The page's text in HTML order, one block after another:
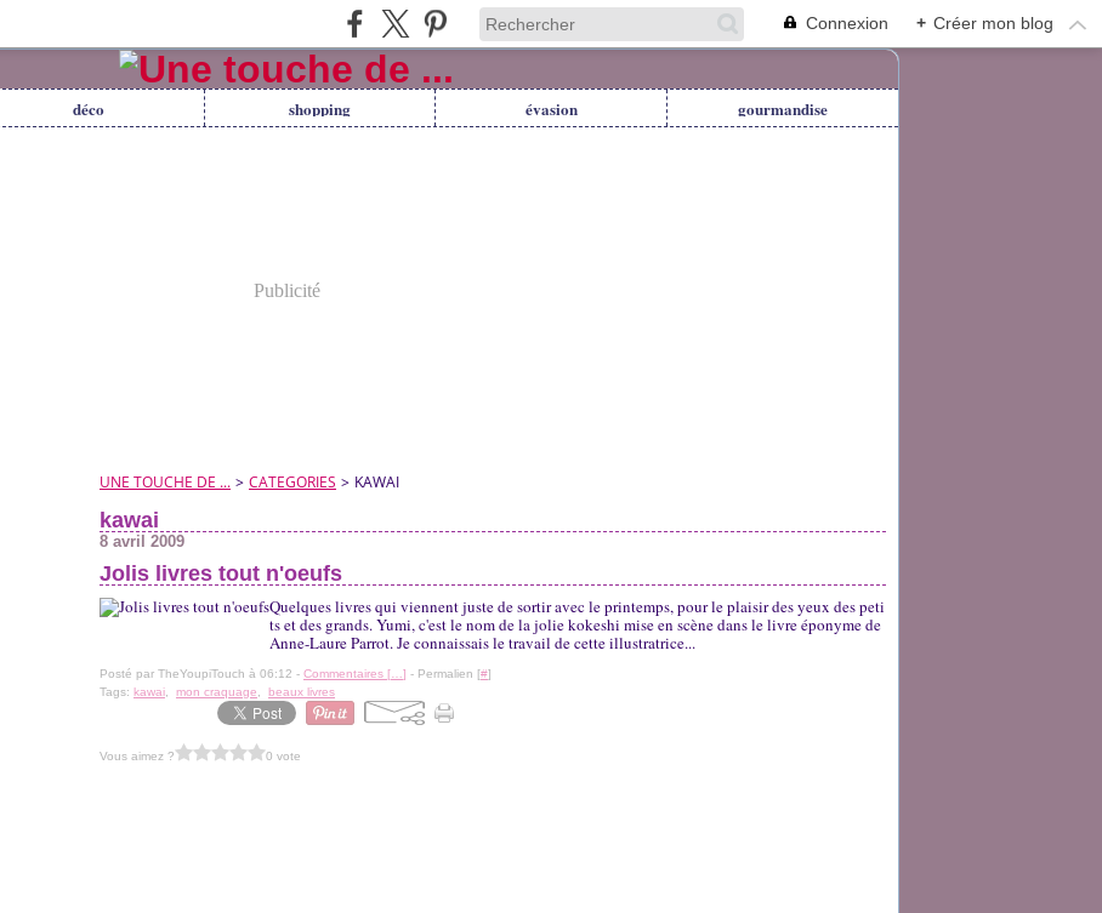
Connexion + Créer mon blog
déco shopping évasion gourmandise
Publicité
UNE TOUCHE DE ... > CATEGORIES > KAWAI
kawai
8 avril 2009
Jolis livres tout n'oeufs
Quelques livres qui viennent juste de sortir avec le printemps, pour le plaisir des yeux des peti
ts et des grands. Yumi, c'est le nom de la jolie kokeshi mise en scène dans le livre éponyme de
Anne-Laure Parrot. Je connaissais le travail de cette illustratrice...
Posté par TheYoupiTouch à 06:12 - Commentaires [ ] - Permalien [#]
Tags: kawai mon craquage beaux livres
Vous aimez ? 0 vote